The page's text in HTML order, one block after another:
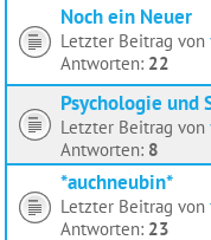
Noch ein Neuer
Letzter Beitrag von
Antworten: 22
Psychologie und
Letzter Beitrag von
Antworten: 8
*auchneubin*
Letzter Beitrag von
Antworten: 23